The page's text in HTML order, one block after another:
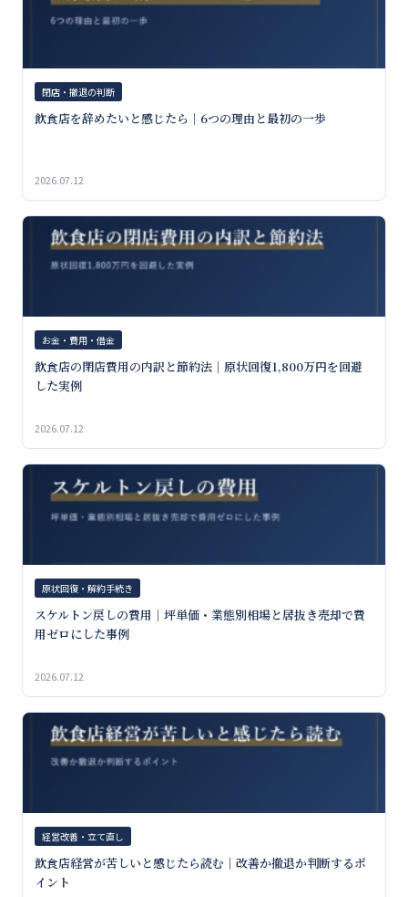
閉店・撤退の判断
飲食店を辞めたいと感じたら｜6つの理由と最初の一歩
2026.07.12
お金・費用・借金
飲食店の閉店費用の内訳と節約法｜原状回復1,800万円を回避
した実例
2026.07.12
原状回復・解約手続き
スケルトン戻しの費用｜坪単価・業態別相場と居抜き売却で費
用ゼロにした事例
2026.07.12
経営改善・立て直し
飲食店経営が苦しいと感じたら読む｜改善か撤退か判断するポ
イント